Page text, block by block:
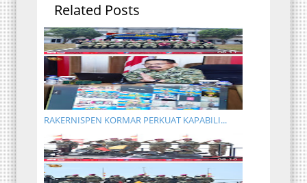
Related Posts
RAKERNISPEN KORMAR PERKUAT KAPABILI...